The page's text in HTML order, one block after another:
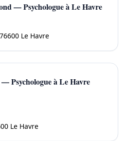
— Psychologue à Le Havre
Le Havre
Psychologue à Le Havre
Le Havre